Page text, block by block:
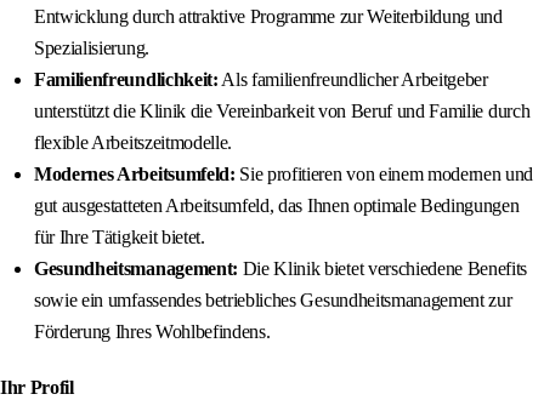
Entwicklung durch attraktive Programme zur Weiterbildung und
Spezialisierung.
Familienfreundlichkeit: Als familienfreundlicher Arbeitgeber
unterstützt die Klinik die Vereinbarkeit von Beruf und Familie durch
flexible Arbeitszeitmodelle.
Modernes Arbeitsumfeld: Sie profitieren von einem modernen und
gut ausgestatteten Arbeitsumfeld, das Ihnen optimale Bedingungen
für Ihre Tätigkeit bietet.
Gesundheitsmanagement: Die Klinik bietet verschiedene Benefits
sowie ein umfassendes betriebliches Gesundheitsmanagement zur
Förderung Ihres Wohlbefindens.
Ihr Profil